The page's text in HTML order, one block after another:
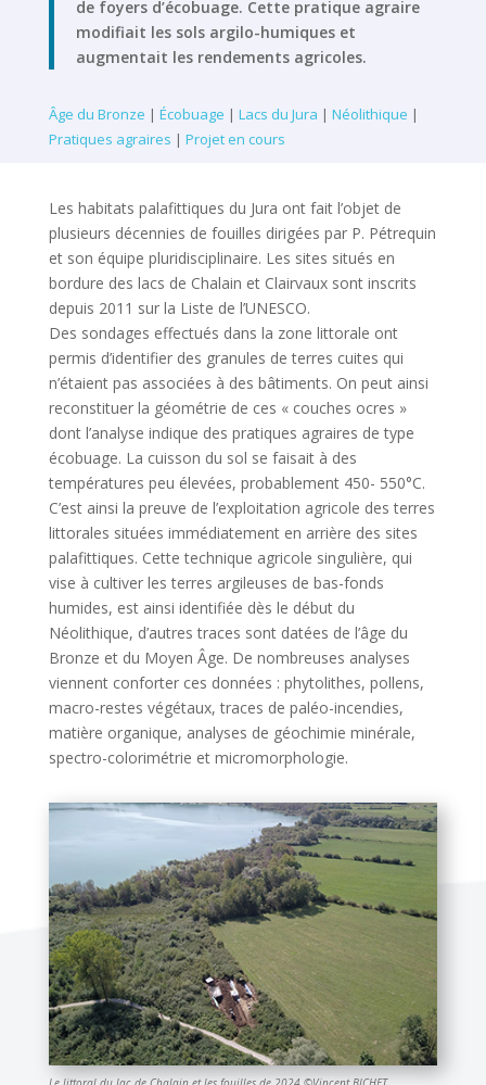
de foyers d’écobuage. Cette pratique agraire
modifiait les sols argilo-humiques et
augmentait les rendements agricoles.
Âge du Bronze | Écobuage | Lacs du Jura | Néolithique |
Pratiques agraires | Projet en cours
Les habitats palafittiques du Jura ont fait l’objet de
plusieurs décennies de fouilles dirigées par P. Pétrequin
et son équipe pluridisciplinaire. Les sites situés en
bordure des lacs de Chalain et Clairvaux sont inscrits
depuis 2011 sur la Liste de l’UNESCO.
Des sondages effectués dans la zone littorale ont
permis d’identifier des granules de terres cuites qui
n’étaient pas associées à des bâtiments. On peut ainsi
reconstituer la géométrie de ces « couches ocres »
dont l’analyse indique des pratiques agraires de type
écobuage. La cuisson du sol se faisait à des
températures peu élevées, probablement 450- 550°C.
C’est ainsi la preuve de l’exploitation agricole des terres
littorales situées immédiatement en arrière des sites
palafittiques. Cette technique agricole singulière, qui
vise à cultiver les terres argileuses de bas-fonds
humides, est ainsi identifiée dès le début du
Néolithique, d’autres traces sont datées de l’âge du
Bronze et du Moyen Âge. De nombreuses analyses
viennent conforter ces données : phytolithes, pollens,
macro-restes végétaux, traces de paléo-incendies,
matière organique, analyses de géochimie minérale,
spectro-colorimétrie et micromorphologie.